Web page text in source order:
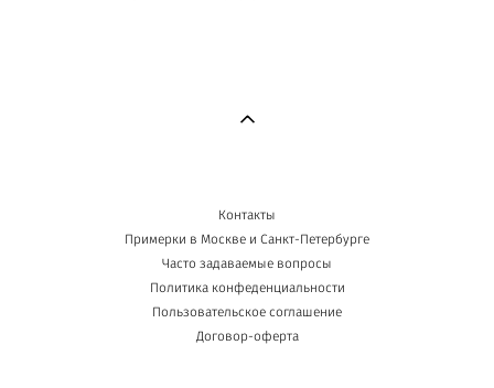
Контакты
Примерки в Москве и Санкт-Петербурге
Часто задаваемые вопросы
Политика конфеденциальности
Пользовательское соглашение
Договор-оферта